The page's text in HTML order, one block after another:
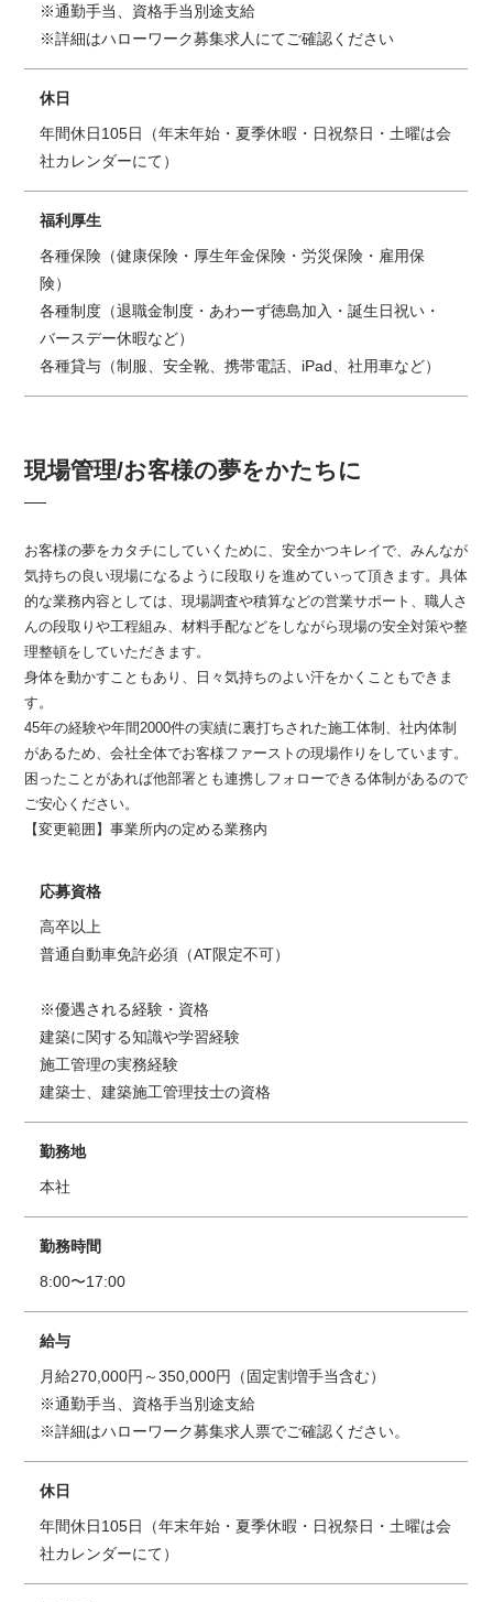
※通勤手当、資格手当別途支給
※詳細はハローワーク募集求人にてご確認ください
休日
年間休日105日（年末年始・夏季休暇・日祝祭日・土曜は会
社カレンダーにて）
福利厚生
各種保険（健康保険・厚生年金保険・労災保険・雇用保
険）
各種制度（退職金制度・あわーず徳島加入・誕生日祝い・
バースデー休暇など）
各種貸与（制服、安全靴、携帯電話、iPad、社用車など）
現場管理/お客様の夢をかたちに
お客様の夢をカタチにしていくために、安全かつキレイで、みんなが
気持ちの良い現場になるように段取りを進めていって頂きます。具体
的な業務内容としては、現場調査や積算などの営業サポート、職人さ
んの段取りや工程組み、材料手配などをしながら現場の安全対策や整
理整頓をしていただきます。
身体を動かすこともあり、日々気持ちのよい汗をかくこともできま
す。
45年の経験や年間2000件の実績に裏打ちされた施工体制、社内体制
があるため、会社全体でお客様ファーストの現場作りをしています。
困ったことがあれば他部署とも連携しフォローできる体制があるので
ご安心ください。
【変更範囲】事業所内の定める業務内
応募資格
高卒以上
普通自動車免許必須（AT限定不可）
※優遇される経験・資格
建築に関する知識や学習経験
施工管理の実務経験
建築士、建築施工管理技士の資格
勤務地
本社
勤務時間
8:00〜17:00
給与
月給270,000円～350,000円（固定割増手当含む）
※通勤手当、資格手当別途支給
※詳細はハローワーク募集求人票でご確認ください。
休日
年間休日105日（年末年始・夏季休暇・日祝祭日・土曜は会
社カレンダーにて）